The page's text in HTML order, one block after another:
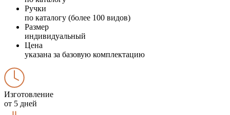
Ручки
по каталогу (более 100 видов)
Размер
индивидуальный
Цена
указана за базовую комплектацию
Изготовление
от 5 дней